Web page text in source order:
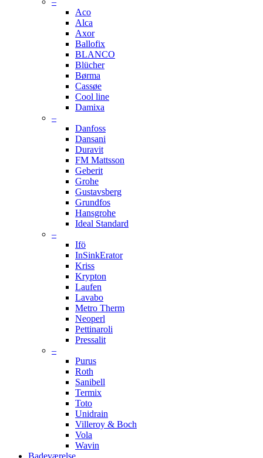
Aco
Alca
Axor
Ballofix
BLANCO
Blücher
Børma
Cassøe
Cool line
Damixa
–
Danfoss
Dansani
Duravit
FM Mattsson
Geberit
Grohe
Gustavsberg
Grundfos
Hansgrohe
Ideal Standard
–
Ifö
InSinkErator
Kriss
Krypton
Laufen
Lavabo
Metro Therm
Neoperl
Pettinaroli
Pressalit
–
Purus
Roth
Sanibell
Termix
Toto
Unidrain
Villeroy & Boch
Vola
Wavin
Badeværelse